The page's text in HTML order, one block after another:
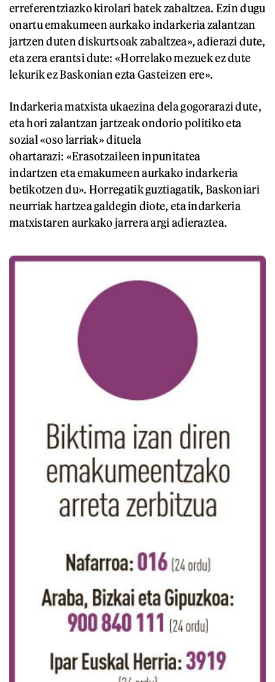
erreferentziazko kirolari batek zabaltzea. Ezin dugu
onartu emakumeen aurkako indarkeria zalantzan
jartzen duten diskurtsoak zabaltzea», adierazi dute,
eta zera erantsi dute: «Horrelako mezuek ez dute
lekurik ez Baskonian ezta Gasteizen ere».
Indarkeria matxista ukaezina dela gogorarazi dute,
eta hori zalantzan jartzeak ondorio politiko eta
sozial «oso larriak» dituela
ohartarazi: «Erasotzaileen inpunitatea
indartzen eta emakumeen aurkako indarkeria
betikotzen du». Horregatik guztiagatik, Baskoniari
neurriak hartzea galdegin diote, eta indarkeria
matxistaren aurkako jarrera argi adieraztea.